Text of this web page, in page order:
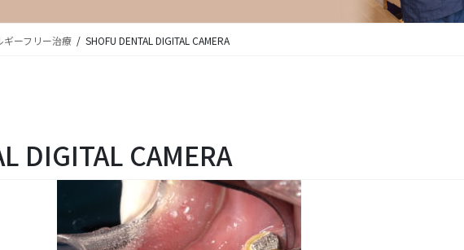
ギーフリー治療 SHOFU DENTAL DIGITAL CAMERA
DIGITAL CAMERA